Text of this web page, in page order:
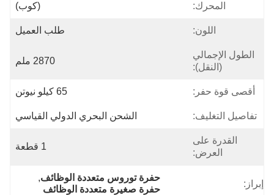
المحرك: (كوب)
اللون: طلب العميل
الطول الإجمالي
(النقل):
2870 ملم
أقصى قوة حفر: 65 كيلو نيوتن
تفاصيل التغليف: الشحن البحري الدولي القياسي
القدرة على
العرض:
1 قطعة
إبراز:
حفرة توروس متعددة الوظائف,
حفرة صغيرة متعددة الوظائف